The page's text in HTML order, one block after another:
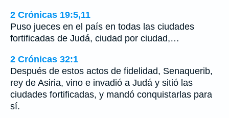
2 Crónicas 19:5,11
Puso jueces en el país en todas las ciudades
fortificadas de Judá, ciudad por ciudad,…
2 Crónicas 32:1
Después de estos actos de fidelidad, Senaquerib,
rey de Asiria, vino e invadió a Judá y sitió las
ciudades fortificadas, y mandó conquistarlas para
sí.